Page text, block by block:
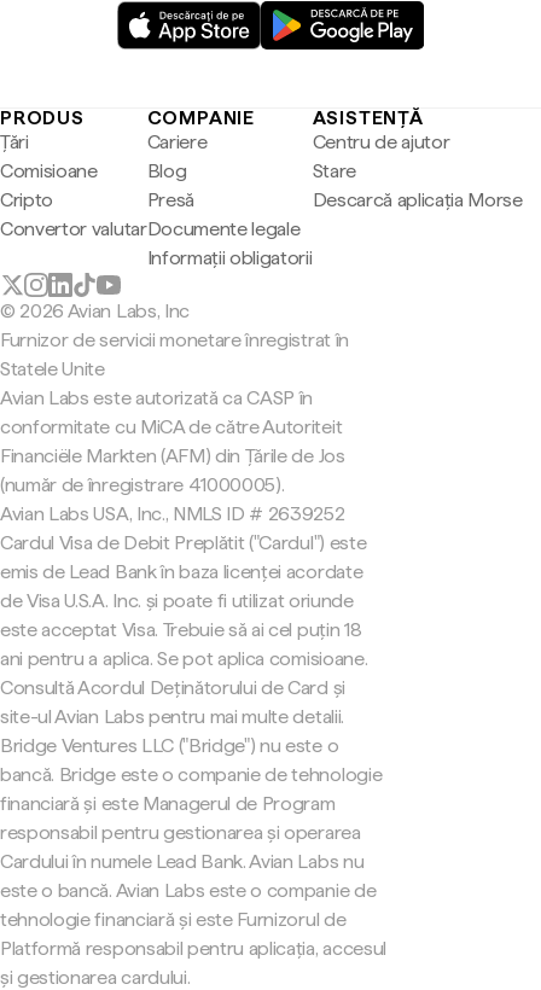
PRODUS
Țări
Comisioane
Cripto
Convertor valutar
COMPANIE
Cariere
Blog
Presă
Documente legale
Informații obligatorii
ASISTENȚĂ
Centru de ajutor
Stare
Descarcă aplicația Morse
© 2026 Avian Labs, Inc
Furnizor de servicii monetare înregistrat în
Statele Unite
Avian Labs este autorizată ca CASP în
conformitate cu MiCA de către Autoriteit
Financiële Markten (AFM) din Țările de Jos
(număr de înregistrare 41000005).
Avian Labs USA, Inc., NMLS ID # 2639252
Cardul Visa de Debit Preplătit ("Cardul") este
emis de Lead Bank în baza licenței acordate
de Visa U.S.A. Inc. și poate fi utilizat oriunde
este acceptat Visa. Trebuie să ai cel puțin 18
ani pentru a aplica. Se pot aplica comisioane.
Consultă Acordul Deținătorului de Card și
site-ul Avian Labs pentru mai multe detalii.
Bridge Ventures LLC ("Bridge") nu este o
bancă. Bridge este o companie de tehnologie
financiară și este Managerul de Program
responsabil pentru gestionarea și operarea
Cardului în numele Lead Bank. Avian Labs nu
este o bancă. Avian Labs este o companie de
tehnologie financiară și este Furnizorul de
Platformă responsabil pentru aplicația, accesul
și gestionarea cardului.